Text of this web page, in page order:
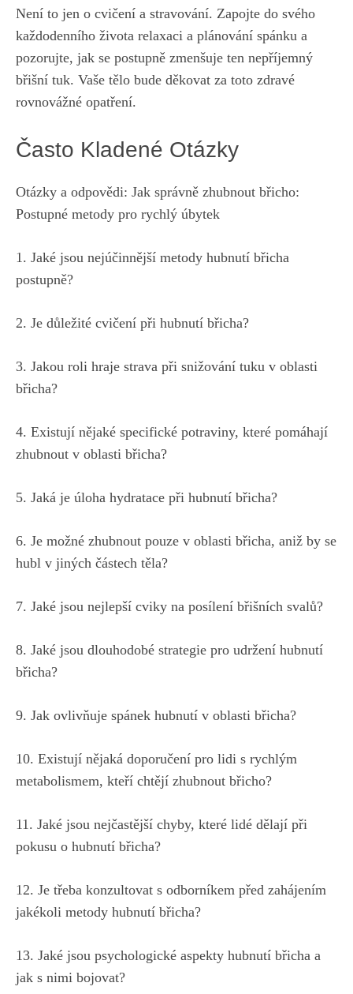
Není ‍to jen o cvičení a stravování. Zapojte do svého
každodenního života relaxaci⁣ a plánování spánku a
pozorujte, ⁤jak se postupně zmenšuje ten nepříjemný
břišní tuk. Vaše tělo bude děkovat za toto zdravé
rovnovážné opatření.
Často Kladené Otázky
Otázky a odpovědi: Jak správně zhubnout břicho:
Postupné metody pro ​rychlý úbytek
1. ⁣Jaké jsou nejúčinnější metody hubnutí břicha
postupně?
2. Je důležité cvičení při hubnutí břicha?
3.⁣ Jakou roli hraje strava při snižování tuku v oblasti
břicha?
4. Existují nějaké specifické potraviny, které pomáhají
zhubnout v oblasti břicha?
5. Jaká⁣ je úloha hydratace při hubnutí břicha?
6. Je možné zhubnout pouze v oblasti břicha, aniž by se
⁣hubl v jiných částech těla?
7. Jaké jsou nejlepší cviky na ⁤posílení břišních svalů?
8. Jaké jsou dlouhodobé‍ strategie pro udržení hubnutí
břicha?
9. Jak ⁢ovlivňuje spánek hubnutí v oblasti břicha?
10. Existují nějaká doporučení pro lidi s rychlým
metabolismem, kteří chtějí zhubnout břicho?
11. Jaké jsou nejčastější chyby, které lidé dělají při
pokusu o hubnutí​ břicha?
12. Je třeba konzultovat ‌s odborníkem před zahájením
jakékoli ‌metody ‌hubnutí břicha?
13. Jaké​ jsou psychologické aspekty ⁣hubnutí břicha a
jak s nimi bojovat?